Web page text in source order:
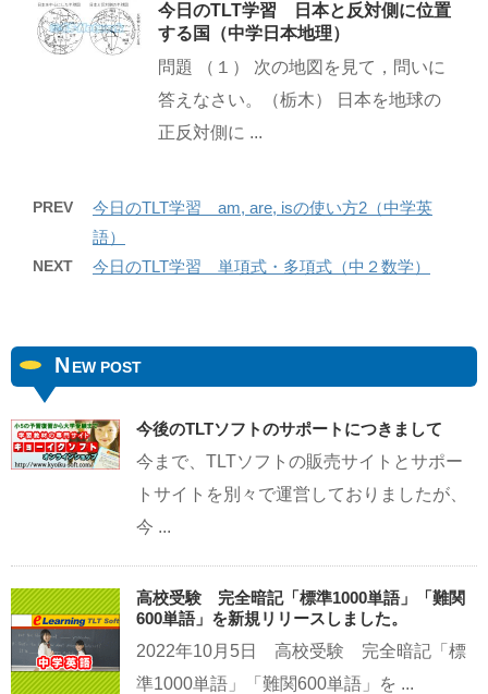
今日のTLT学習 日本と反対側に位置
する国（中学日本地理）
問題 （１） 次の地図を見て，問いに
答えなさい。（栃木） 日本を地球の
正反対側に ...
PREV
今日のTLT学習 am, are, isの使い方2（中学英
語）
NEXT 今日のTLT学習 単項式・多項式（中２数学）
N EW POST
今後のTLTソフトのサポートにつきまして
今まで、TLTソフトの販売サイトとサポー
トサイトを別々で運営しておりましたが、
今 ...
高校受験 完全暗記「標準1000単語」「難関
600単語」を新規リリースしました。
2022年10月5日 高校受験 完全暗記「標
準1000単語」「難関600単語」を ...